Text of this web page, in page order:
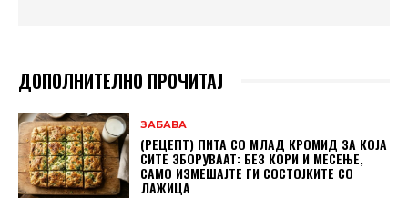
ДОПОЛНИТЕЛНО ПРОЧИТАЈ
ЗАБАВА
(РЕЦЕПТ) ПИТА СО МЛАД КРОМИД ЗА КОЈА
СИТЕ ЗБОРУВААТ: БЕЗ КОРИ И МЕСЕЊЕ,
САМО ИЗМЕШАЈТЕ ГИ СОСТОЈКИТЕ СО
ЛАЖИЦА